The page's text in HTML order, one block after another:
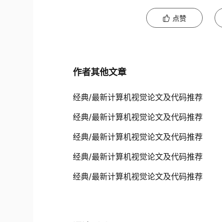
点赞
作者其他文章
经典/最新计算机视觉论文及代码推荐
经典/最新计算机视觉论文及代码推荐
经典/最新计算机视觉论文及代码推荐
经典/最新计算机视觉论文及代码推荐
经典/最新计算机视觉论文及代码推荐